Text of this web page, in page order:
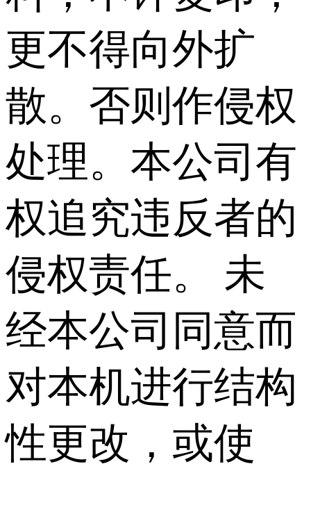
更不得向外扩
散。否则作侵权
处理。本公司有
权追究违反者的
侵权责任。 未
经本公司同意而
对本机进行结构
性更改，或使